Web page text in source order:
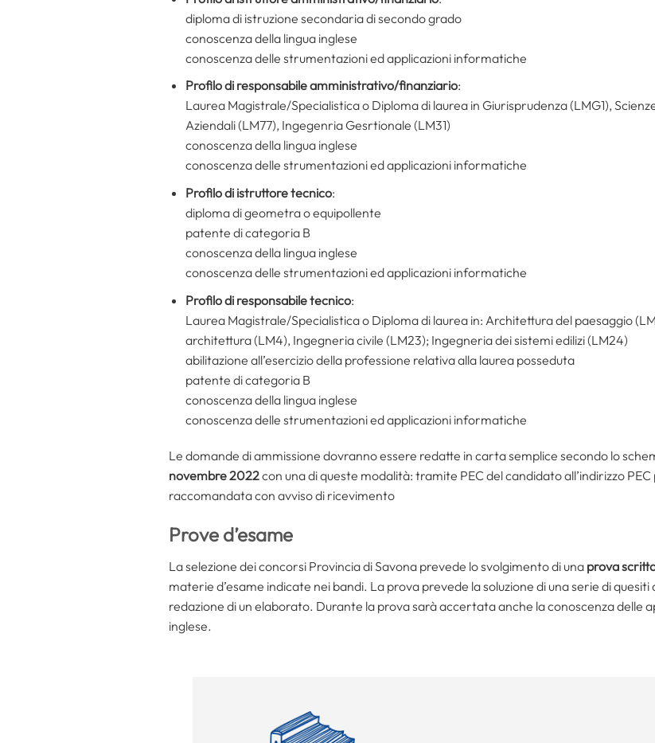
diploma di istruzione secondaria di secondo grado
conoscenza della lingua inglese
conoscenza delle strumentazioni ed applicazioni informatiche
Profilo di responsabile amministrativo/finanziario:
Laurea Magistrale/Specialistica o Diploma di laurea in Giurisprudenza (LMG1),
Aziendali (LM77), Ingegenria Gesrtionale (LM31)
conoscenza della lingua inglese
conoscenza delle strumentazioni ed applicazioni informatiche
Profilo di istruttore tecnico:
diploma di geometra o equipollente
patente di categoria B
conoscenza della lingua inglese
conoscenza delle strumentazioni ed applicazioni informatiche
Profilo di responsabile tecnico:
Laurea Magistrale/Specialistica o Diploma di laurea in: Architettura del paesaggio
architettura (LM4), Ingegneria civile (LM23); Ingegneria dei sistemi edilizi (LM24)
abilitazione all’esercizio della professione relativa alla laurea posseduta
patente di categoria B
conoscenza della lingua inglese
conoscenza delle strumentazioni ed applicazioni informatiche
Le domande di ammissione dovranno essere redatte in carta semplice secondo lo
novembre 2022con una di queste modalità: tramite PEC del candidato all’indirizzo
raccomandata con avviso di ricevimento
Prove d’esame
La selezione dei concorsi Provincia di Savona prevede lo svolgimento di una prova
materie d’esame indicate nei bandi. La prova prevede la soluzione di una serie di
redazione di un elaborato. Durante la prova sarà accertata anche la conoscenza delle
inglese.